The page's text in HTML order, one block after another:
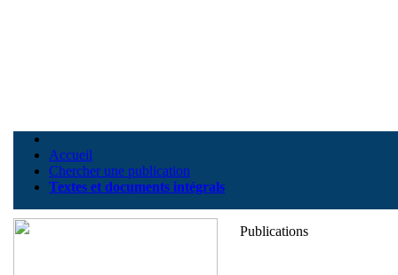
Accueil
Chercher une publication
Textes et documents intégrals
Publications